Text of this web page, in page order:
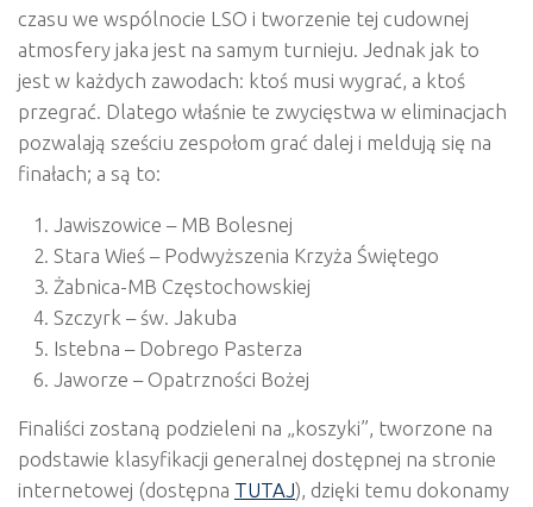
czasu we wspólnocie LSO i tworzenie tej cudownej
atmosfery jaka jest na samym turnieju. Jednak jak to
jest w każdych zawodach: ktoś musi wygrać, a ktoś
przegrać. Dlatego właśnie te zwycięstwa w eliminacjach
pozwalają sześciu zespołom grać dalej i meldują się na
finałach; a są to:
Jawiszowice – MB Bolesnej
Stara Wieś – Podwyższenia Krzyża Świętego
Żabnica-MB Częstochowskiej
Szczyrk – św. Jakuba
Istebna – Dobrego Pasterza
Jaworze – Opatrzności Bożej
Finaliści zostaną podzieleni na „koszyki”, tworzone na
podstawie klasyfikacji generalnej dostępnej na stronie
internetowej (dostępna TUTAJ), dzięki temu dokonamy